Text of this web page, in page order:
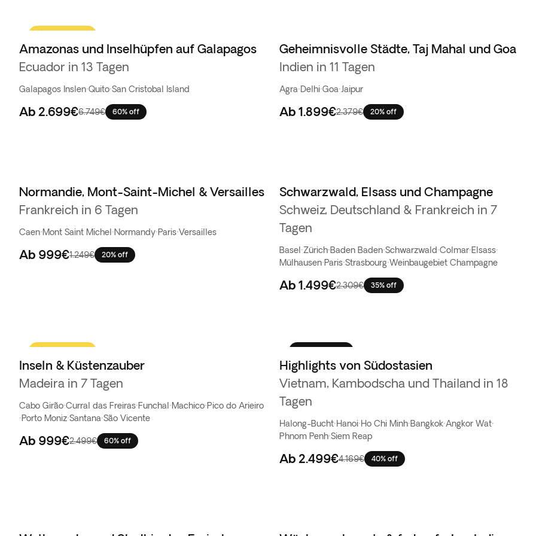
Amazonas und Inselhüpfen auf Galapagos
Ecuador in 13 Tagen
Galapagos Inslen·Quito·San Cristobal Island
Ab 2.699€6.749€ 60% off
Geheimnisvolle Städte, Taj Mahal und Goa
Indien in 11 Tagen
Agra·Delhi·Goa·Jaipur
Ab 1.899€2.379€ 20% off
Normandie, Mont-Saint-Michel & Versailles
Frankreich in 6 Tagen
Caen·Mont Saint Michel ·Normandy·Paris·Versailles
Ab 999€1.249€ 20% off
Schwarzwald, Elsass und Champagne
Schweiz, Deutschland & Frankreich in 7
Tagen
Basel ·Zürich·Baden Baden·Schwarzwald·Colmar·Elsass·
Mülhausen·Paris·Strasbourg·Weinbaugebiet Champagne
Ab 1.499€2.309€ 35% off
Inseln & Küstenzauber
Madeira in 7 Tagen
Cabo Girão·Curral das Freiras·Funchal ·Machico·Pico do Arieiro
·Porto Moniz·Santana·São Vicente
Ab 999€2.499€ 60% off
Highlights von Südostasien
Vietnam, Kambodscha und Thailand in 18
Tagen
Halong-Bucht·Hanoi·Ho Chi Minh·Bangkok·Angkor Wat·
Phnom Penh·Siem Reap
Ab 2.499€4.169€ 40% off